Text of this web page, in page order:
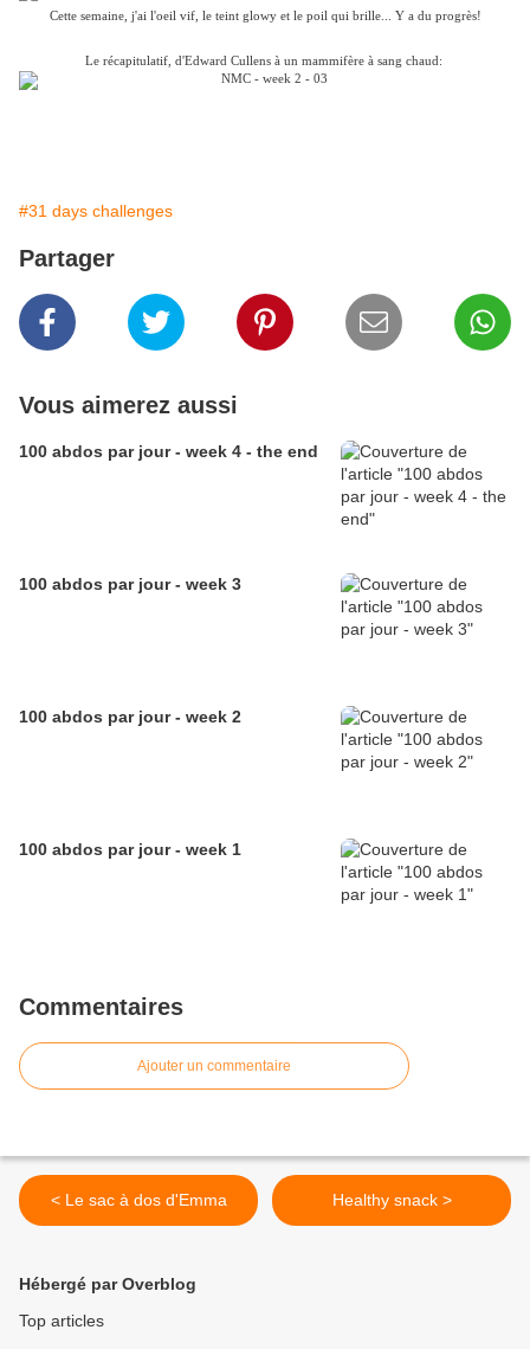
Cette semaine, j'ai l'oeil vif, le teint glowy et le poil qui brille... Y a du progrès!
Le récapitulatif, d'Edward Cullens à un mammifère à sang chaud:
#31 days challenges
Partager
Vous aimerez aussi
100 abdos par jour - week 4 - the end
100 abdos par jour - week 3
100 abdos par jour - week 2
100 abdos par jour - week 1
Commentaires
Ajouter un commentaire
< Le sac à dos d'Emma Healthy snack >
Hébergé par Overblog
Top articles